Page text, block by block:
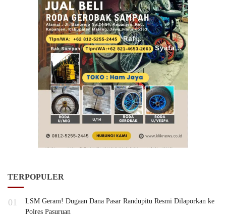
TERPOPULER
01
LSM Geram! Dugaan Dana Pasar Randupitu Resmi Dilaporkan ke
Polres Pasuruan